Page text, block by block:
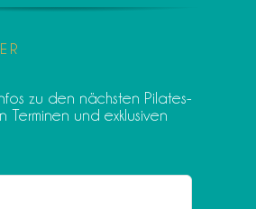
zu den nächsten Pilates-
Terminen und exklusiven